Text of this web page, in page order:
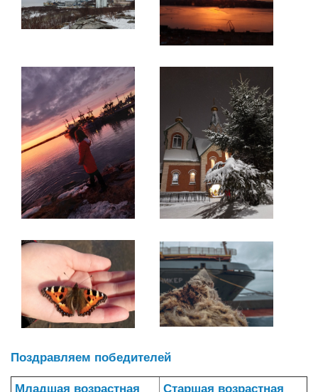
Поздравляем победителей
Младшая возрастная
Старшая возрастная